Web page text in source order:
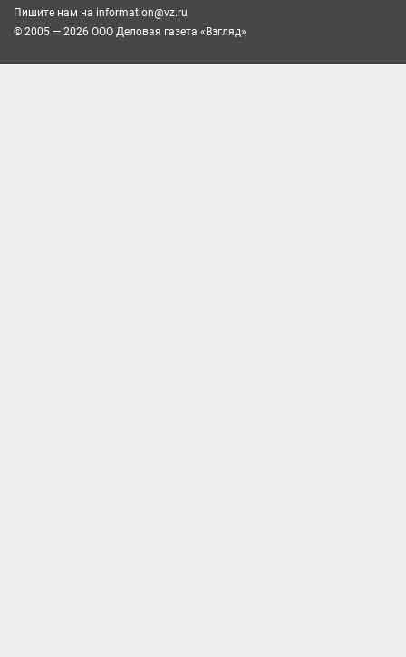
Пишите нам на information@vz.ru
© 2005 — 2026 ООО Деловая газета «Взгляд»